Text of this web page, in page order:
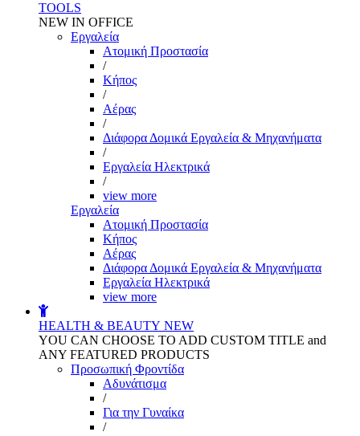
TOOLS
NEW IN OFFICE
Εργαλεία
Aτομική Προστασία
/
Kήπος
/
Αέρας
/
Διάφορα Δομικά Εργαλεία & Μηχανήματα
/
Εργαλεία Ηλεκτρικά
/
view more
Εργαλεία
Aτομική Προστασία
Kήπος
Αέρας
Διάφορα Δομικά Εργαλεία & Μηχανήματα
Εργαλεία Ηλεκτρικά
view more
HEALTH & BEAUTY NEW
YOU CAN CHOOSE TO ADD CUSTOM TITLE and
ANY FEATURED PRODUCTS
Προσωπική Φροντίδα
Αδυνάτισμα
/
Για την Γυναίκα
/